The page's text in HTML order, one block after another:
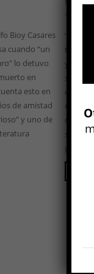
Bioy Casares
cuando “un
lo detuvo
en
esto en
de amistad
y uno de
“La
tiempo
ya no